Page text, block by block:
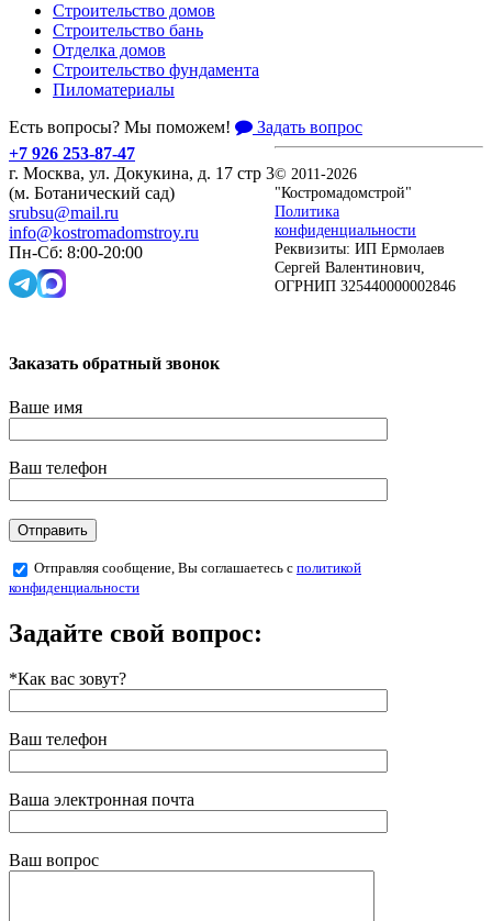
Строительство домов
Строительство бань
Отделка домов
Строительство фундамента
Пиломатериалы
Есть вопросы? Мы поможем!
Задать вопрос
+7 926 253-87-47
г. Москва, ул. Докукина, д. 17 стр 3
(м. Ботанический сад)
srubsu@mail.ru
info@kostromadomstroy.ru
Пн-Сб: 8:00-20:00
© 2011-2026
"Костромадомстрой"
Политика
конфиденциальности
Реквизиты: ИП Ермолаев
Сергей Валентинович,
ОГРНИП 325440000002846
Заказать обратный звонок
Ваше имя
Ваш телефон
Отправляя сообщение, Вы соглашаетесь с политикой
конфиденциальности
Задайте свой вопрос:
*Как вас зовут?
Ваш телефон
Ваша электронная почта
Ваш вопрос